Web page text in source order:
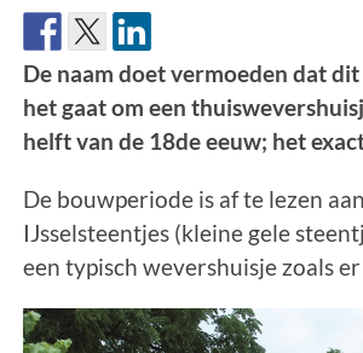
De naam doet vermoeden dat
het gaat om een
helft van de 18de eeuw; het
De bouwperiode is af te lezen
IJsselsteentjes (kleine gele
een typisch wevershuisje zoals